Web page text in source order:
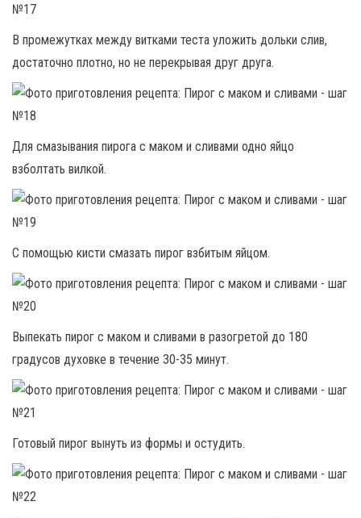
В промежутках между витками теста уложить дольки слив,
достаточно плотно, но не перекрывая друг друга.
Для смазывания пирога с маком и сливами одно яйцо
взболтать вилкой.
С помощью кисти смазать пирог взбитым яйцом.
Выпекать пирог с маком и сливами в разогретой до 180
градусов духовке в течение 30-35 минут.
Готовый пирог вынуть из формы и остудить.